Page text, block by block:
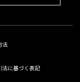
法
法に基づく表記